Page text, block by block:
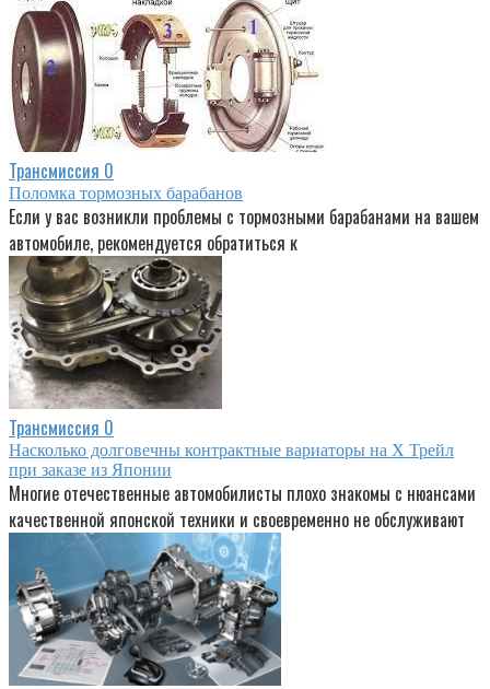
Трансмиссия 0
Поломка тормозных барабанов
Если у вас возникли проблемы с тормозными барабанами на вашем
автомобиле, рекомендуется обратиться к
Трансмиссия 0
Насколько долговечны контрактные вариаторы на Х Трейл
при заказе из Японии
Многие отечественные автомобилисты плохо знакомы с нюансами
качественной японской техники и своевременно не обслуживают